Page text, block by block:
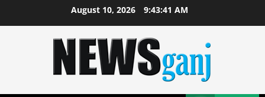
August 10, 2026 9:43:42 AM